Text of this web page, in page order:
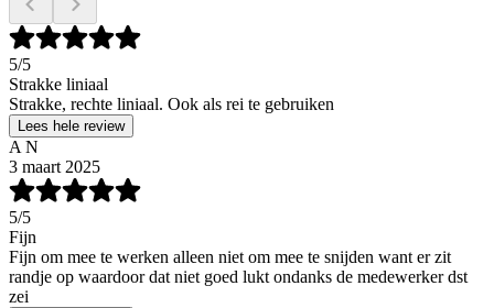
5/5
Strakke liniaal
Strakke, rechte liniaal. Ook als rei te gebruiken
Lees hele review
A N
3 maart 2025
5/5
Fijn
Fijn om mee te werken alleen niet om mee te snijden want er zit
randje op waardoor dat niet goed lukt ondanks de medewerker dst
zei